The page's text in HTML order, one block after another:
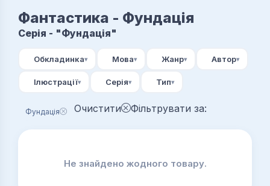
Фантастика - Фундація
Серія - "Фундація"
Обкладинка Мова Жанр Автор
Ілюстрації Серія Тип
Фундація Очистити Фільтрувати за:
Не знайдено жодного товару.